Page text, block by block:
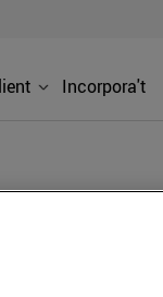
Incorpora't